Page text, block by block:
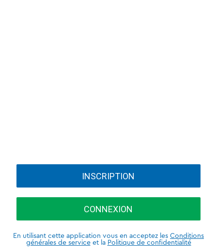
INSCRIPTION
CONNEXION
En utilisant cette application vous en acceptez les Conditions
générales de serviceet la Politique de confidentialité